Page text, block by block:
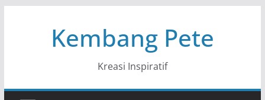
Kembang Pete
Kreasi Inspiratif